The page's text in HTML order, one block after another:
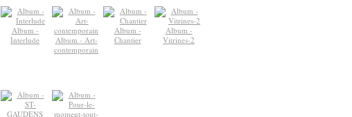
Album -
Interlude
Album - Art-
contemporain
Album -
Chantier
Album -
Vitrines-2